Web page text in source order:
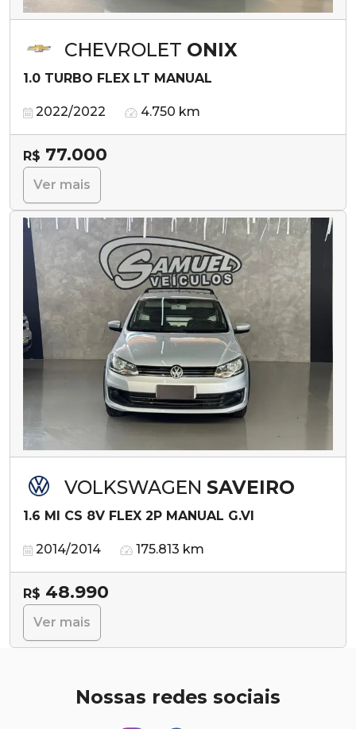
CHEVROLET ONIX
1.0 TURBO FLEX LT MANUAL
2022/2022 4.750 km
R$ 77.000
Ver mais
VOLKSWAGEN SAVEIRO
1.6 MI CS 8V FLEX 2P MANUAL G.VI
2014/2014 175.813 km
R$ 48.990
Ver mais
Nossas redes sociais